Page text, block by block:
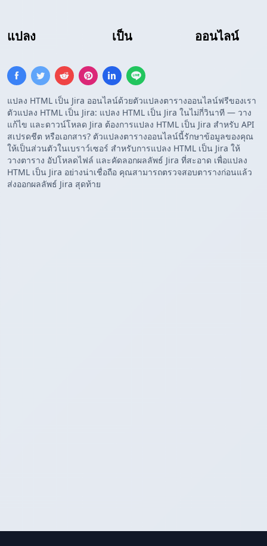
แปลง เป็น ออนไลน์
แปลง HTML เป็น Jira ออนไลน์ด้วยตัวแปลงตารางออนไลน์ฟรีของเรา
ตัวแปลง HTML เป็น Jira: แปลง HTML เป็น Jira ในไม่กี่วินาที — วาง
แก้ไข และดาวน์โหลด Jira ต้องการแปลง HTML เป็น Jira สำหรับ API
สเปรดชีต หรือเอกสาร? ตัวแปลงตารางออนไลน์นี้รักษาข้อมูลของคุณ
ให้เป็นส่วนตัวในเบราว์เซอร์ สำหรับการแปลง HTML เป็น Jira ให้
วางตาราง อัปโหลดไฟล์ และคัดลอกผลลัพธ์ Jira ที่สะอาด เพื่อแปลง
HTML เป็น Jira อย่างน่าเชื่อถือ คุณสามารถตรวจสอบตารางก่อนแล้ว
ส่งออกผลลัพธ์ Jira สุดท้าย